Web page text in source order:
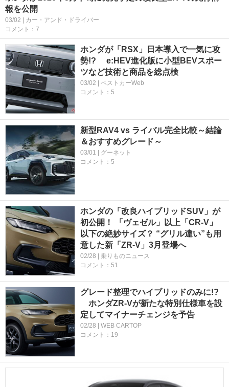
報を公開
03/02 | カー・アンド・ドライバー
コメント：7
ホンダが「RSX」日本導入で一気に攻
勢!? e:HEV進化版に小型BEVスポー
ツなど技術と商品を総点検
03/02 | ベストカーWeb
コメント：5
新型RAV4 vs ライバル完全比較～結論
＆おすすめグレード～
03/01 | グーネット
コメント：5
ホンダの「改良ハイブリッドSUV」が
初公開！ 「ヴェゼル」以上「CR-V」
以下の絶妙サイズ？ “グリル違い”も用
意した新「ZR-V」3月登場へ
02/28 | 乗りものニュース
コメント：51
グレード整理でハイブリッドのみに!?
ホンダZR-Vが新たな特別仕様車を設
定してマイナーチェンジを予告
02/28 | WEB CARTOP
コメント：19